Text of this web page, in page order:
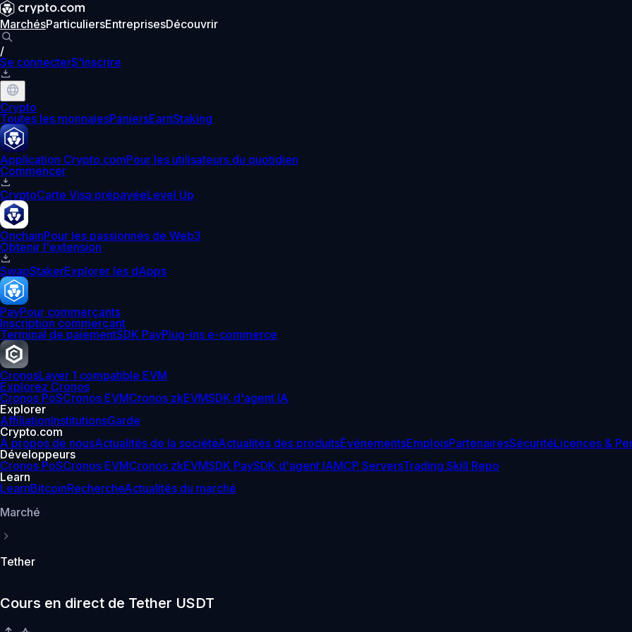
MarchésParticuliersEntreprisesDécouvrir
/
Se connecterS'inscrire
Crypto
Toutes les monnaiesPaniersEarnStaking
Application Crypto.comPour les utilisateurs du quotidien
Commencer
CryptoCarte Visa prépayéeLevel Up
OnchainPour les passionnés de Web3
Obtenir l'extension
SwapStakerExplorer les dApps
PayPour commerçants
Inscription commerçant
Terminal de paiementSDK PayPlug-ins e-commerce
CronosLayer 1 compatible EVM
Explorez Cronos
Cronos PoSCronos EVMCronos zkEVMSDK d'agent IA
Explorer
AffiliationInstitutionsGarde
Crypto.com
À propos de nousActualités de la sociétéActualités des produitsÉvénementsEmploisPartenairesSécuritéLicences &
Développeurs
Cronos PoSCronos EVMCronos zkEVMSDK PaySDK d'agent IAMCP ServersTrading Skill Repo
Learn
LearnBitcoinRechercheActualités du marché
Marché
Tether
Cours en direct de Tether USDT